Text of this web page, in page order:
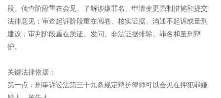
段。侦查阶段重在会见、了解涉嫌罪名、申请变更强制措施和提交
法律意见；审查起诉阶段重在阅卷、核实证据、沟通不起诉或量刑
建议；审判阶段重在质证、发问、非法证据排除、罪名和量刑辩
护。
关键法律依据：
第一点：刑事诉讼法第三十九条规定辩护律师可以会见在押犯罪嫌